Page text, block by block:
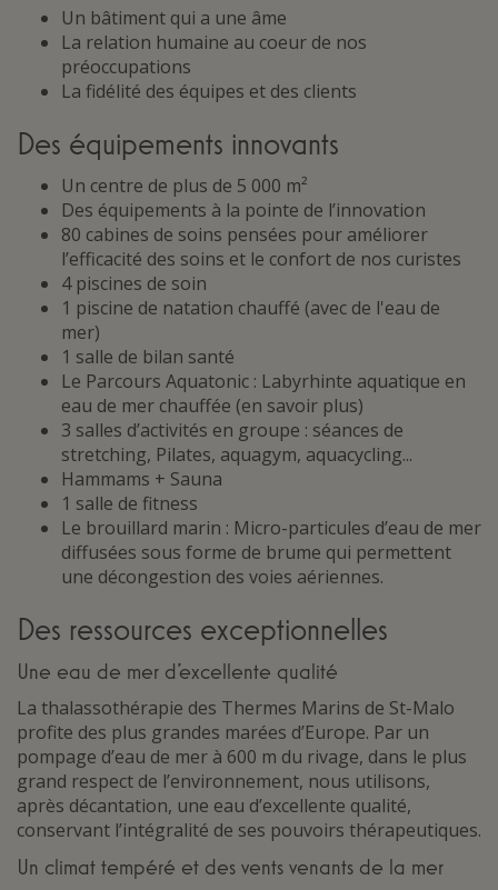
Un bâtiment qui a une âme
La relation humaine au coeur de nos
préoccupations
La fidélité des équipes et des clients
Des équipements innovants
Un centre de plus de 5 000 m²
Des équipements à la pointe de l’innovation
80 cabines de soins pensées pour améliorer
l’efficacité des soins et le confort de nos curistes
4 piscines de soin
1 piscine de natation chauffé (avec de l'eau de
mer)
1 salle de bilan santé
Le Parcours Aquatonic : Labyrhinte aquatique en
eau de mer chauffée (en savoir plus)
3 salles d’activités en groupe : séances de
stretching, Pilates, aquagym, aquacycling...
Hammams + Sauna
1 salle de fitness
Le brouillard marin : Micro-particules d’eau de mer
diffusées sous forme de brume qui permettent
une décongestion des voies aériennes.
Des ressources exceptionnelles
Une eau de mer d’excellente qualité
La thalassothérapie des Thermes Marins de St-Malo
profite des plus grandes marées d’Europe. Par un
pompage d’eau de mer à 600 m du rivage, dans le plus
grand respect de l’environnement, nous utilisons,
après décantation, une eau d’excellente qualité,
conservant l’intégralité de ses pouvoirs thérapeutiques.
Un climat tempéré et des vents venants de la mer